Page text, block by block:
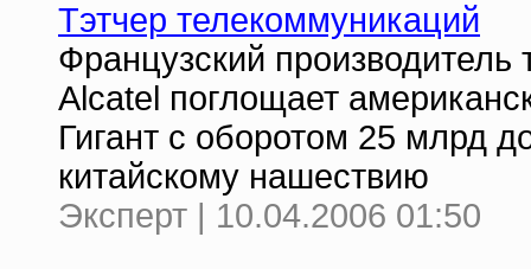
Тэтчер телекоммуникаций
Французский
Alcatel поглощает
Гигант с оборотом 25 млрд
китайскому нашествию
Эксперт | 10.04.2006 01:50